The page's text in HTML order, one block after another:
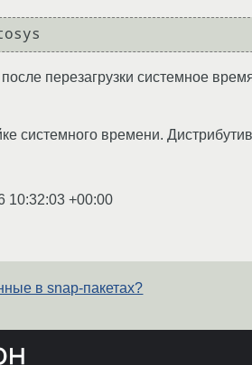
перезагрузки системное
системного времени.
10:32:03 +00:00
в snap-пакетах?